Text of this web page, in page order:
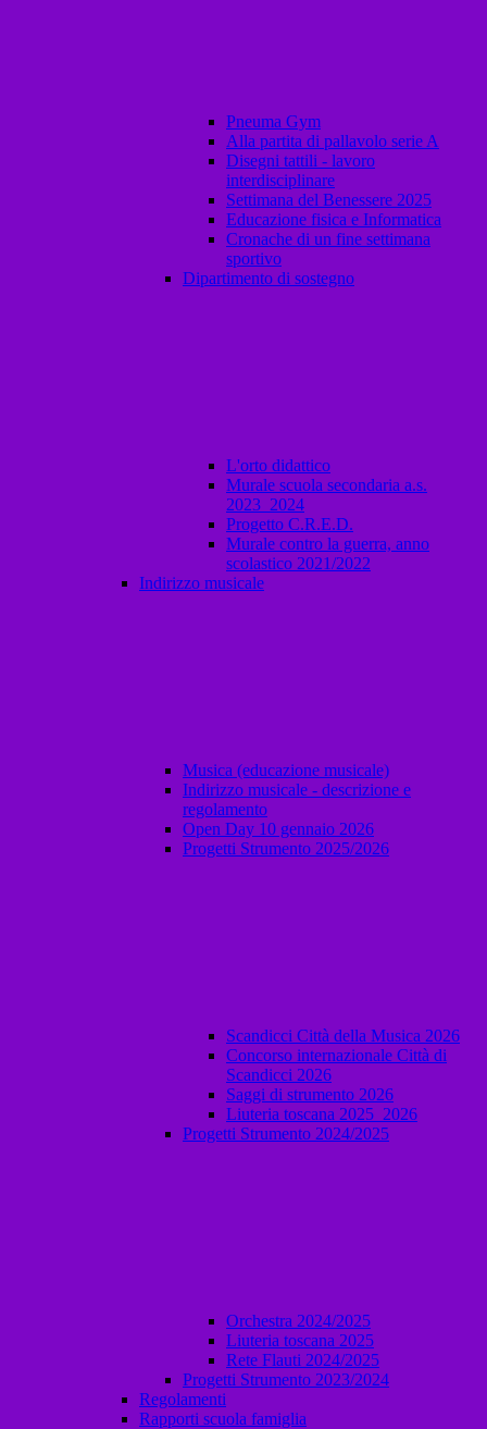
Pneuma Gym
Alla partita di pallavolo serie A
Disegni tattili - lavoro
interdisciplinare
Settimana del Benessere 2025
Educazione fisica e Informatica
Cronache di un fine settimana
sportivo
Dipartimento di sostegno
L'orto didattico
Murale scuola secondaria a.s.
2023_2024
Progetto C.R.E.D.
Murale contro la guerra, anno
scolastico 2021/2022
Indirizzo musicale
Musica (educazione musicale)
Indirizzo musicale - descrizione e
regolamento
Open Day 10 gennaio 2026
Progetti Strumento 2025/2026
Scandicci Città della Musica 2026
Concorso internazionale Città di
Scandicci 2026
Saggi di strumento 2026
Liuteria toscana 2025_2026
Progetti Strumento 2024/2025
Orchestra 2024/2025
Liuteria toscana 2025
Rete Flauti 2024/2025
Progetti Strumento 2023/2024
Regolamenti
Rapporti scuola famiglia